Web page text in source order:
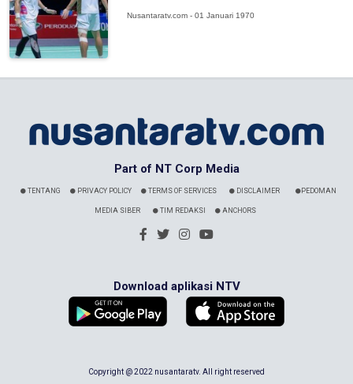
Nusantaratv.com - 01 Januari 1970
Part of NT Corp Media
TENTANG PRIVACY POLICY TERMS OF SERVICES DISCLAIMER PEDOMAN
MEDIA SIBER TIM REDAKSI ANCHORS
Download aplikasi NTV
Copyright @ 2022 nusantaratv. All right reserved